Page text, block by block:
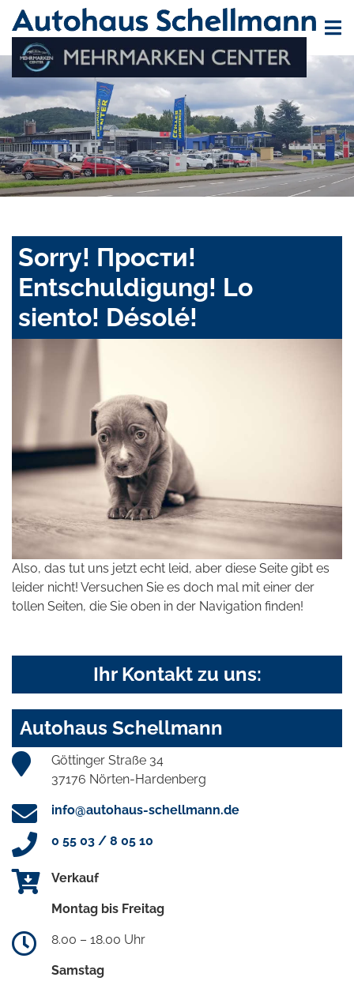
Sorry! Прости!
Entschuldigung! Lo
siento! Désolé!
Also, das tut uns jetzt echt leid, aber diese Seite gibt es
leider nicht! Versuchen Sie es doch mal mit einer der
tollen Seiten, die Sie oben in der Navigation finden!
Ihr Kontakt zu uns:
Autohaus Schellmann
Göttinger Straße 34
37176 Nörten-Hardenberg
info@autohaus-schellmann.de
0 55 03 / 8 05 10
Verkauf
Montag bis Freitag
8.00 – 18.00 Uhr
Samstag